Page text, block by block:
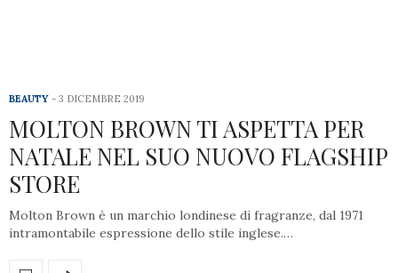
BEAUTY 3 DICEMBRE 2019
MOLTON BROWN TI ASPETTA PER
NATALE NEL SUO NUOVO FLAGSHIP
STORE
Molton Brown è un marchio londinese di fragranze, dal 1971
intramontabile espressione dello stile inglese.…